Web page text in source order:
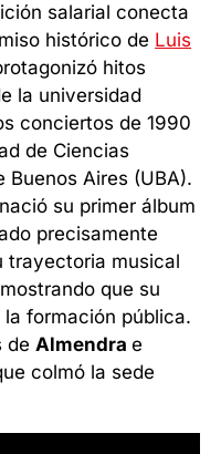
salarial conecta
histórico de Luis
hitos
la universidad
conciertos de 1990
de Ciencias
Buenos Aires (UBA).
su primer álbum
precisamente
trayectoria musical
que su
formación pública.
deAlmendrae
colmó la sede